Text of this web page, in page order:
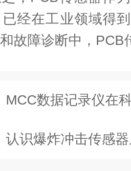
经在工业领域得
故障诊断中，PCB
MCC数据记录仪在科
认识爆炸冲击传感